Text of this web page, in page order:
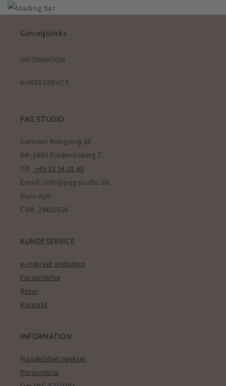
Genvejslinks
INFORMATION
KUNDESERVICE
PAG STUDIO
Gammel Kongevej 88
DK-1850 Frederiksberg C
Tlf. +45 32 54 01 40
Email: info@pagstudio.dk
Nolu ApS
CVR: 29410526
KUNDESERVICE
e-mærket webshop
Forsendelse
Retur
Kontakt
INFORMATION
Handelsbetingelser
Persondata